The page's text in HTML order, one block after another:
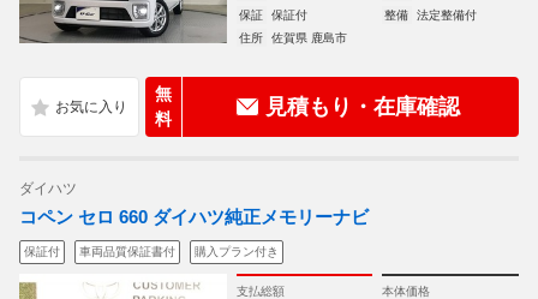
保証
保証付 整備
法定整備付
住所
佐賀県 鹿島市
無
料
見積もり・在庫確認
ダイハツ
コペン セロ 660 ダイハツ純正メモリーナビ
保証付 車両品質保証書付 購入プラン付き
支払総額 本体価格